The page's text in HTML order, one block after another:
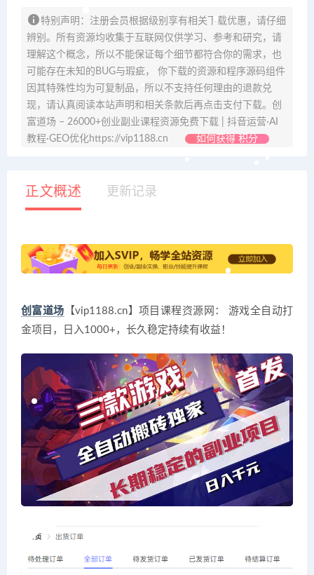
特别声明：注册会员根据级别享有相关下载优惠，请仔细
辨别。所有资源均收集于互联网仅供学习、参考和研究，请
理解这个概念，所以不能保证每个细节都符合你的需求，也
可能存在未知的BUG与瑕疵， 你下载的资源和程序源码组件
因其特殊性均为可复制品，所以不支持任何理由的退款兑
现，请认真阅读本站声明和相关条款后再点击支付下载。创
富道场 – 26000+创业副业课程资源免费下载 | 抖音运营·AI
教程·GEO优化https://vip1188.cn
如何获得 积分
正文概述 更新记录
创富道场 【vip1188.cn】项目课程资源网： 游戏全自动打
金项目，日入1000+，长久稳定持续有收益！